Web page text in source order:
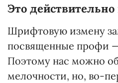
Это
Шрифтовую измену
посвященные профи
Поэтому нас можно
мелочности, но, во-